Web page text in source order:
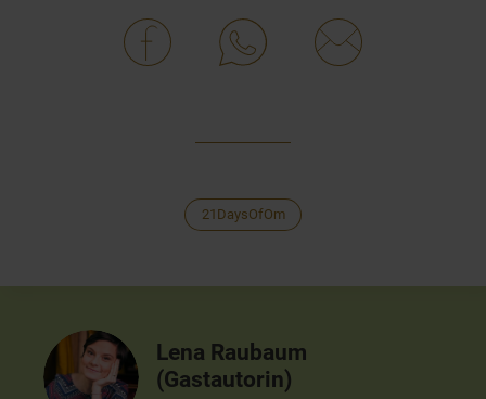
21DaysOfOm
Lena Raubaum
(Gastautorin)